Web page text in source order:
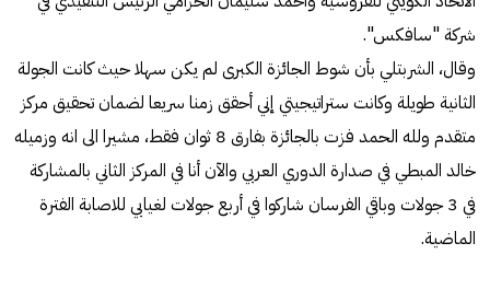
شركة "سافكس".
وقال، الشربتلي بأن شوط الجائزة الكبرى لم يكن سهلا حيث كانت الجولة
الثانية طويلة وكانت ستراتيجيتي إني أحقق زمنا سريعا لضمان تحقيق مركز
متقدم ولله الحمد فزت بالجائزة بفارق 8 ثوان فقط، مشيرا الى انه وزميله
خالد المبطي في صدارة الدوري العربي والآن أنا في المركز الثاني بالمشاركة
في 3 جولات وباقي الفرسان شاركوا في أربع جولات لغيابي للاصابة الفترة
الماضية.